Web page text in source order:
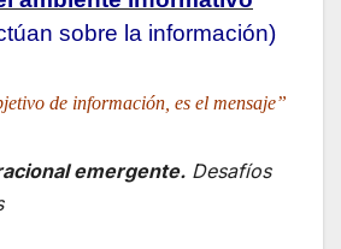
sobre la información)
de información, es el mensaje”
emergente. Desafíos